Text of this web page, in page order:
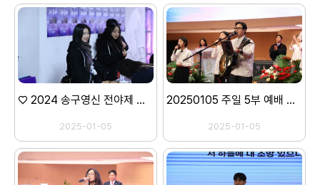
♡ 2024 송구영신 전야제 ♡ -1 (오프닝,뮤지컬 세례요한)-
2025-01-05
20250105 주일 5부 예배 스캐치
2025-01-05